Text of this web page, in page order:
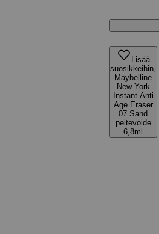
Lisää
suosikkeihin,
Maybelline
New York
Instant Anti
Age Eraser
07 Sand
peitevoide
6,8ml